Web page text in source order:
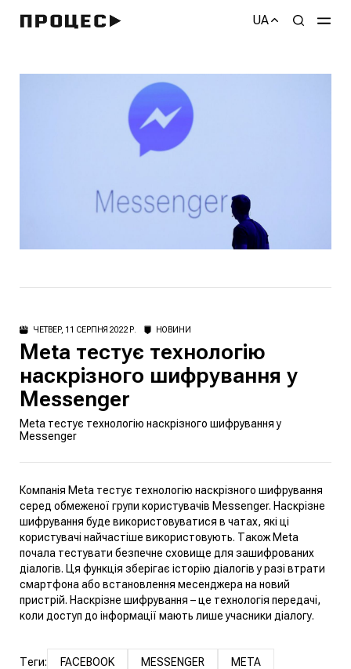
UA
ЧЕТВЕР, 11 СЕРПНЯ 2022 Р. НОВИНИ
Meta тестує технологію
наскрізного шифрування у
Messenger
Meta тестує технологію наскрізного шифрування у
Messenger
Компанія Meta тестує технологію наскрізного шифрування
серед обмеженої групи користувачів Messenger. Наскрізне
шифрування буде використовуватися в чатах, які ці
користувачі найчастіше використовують. Також Meta
почала тестувати безпечне сховище для зашифрованих
діалогів. Ця функція зберігає історію діалогів у разі втрати
смартфона або встановлення месенджера на новий
пристрій. Наскрізне шифрування – це технологія передачі,
коли доступ до інформації мають лише учасники діалогу.
Теги: FACEBOOK MESSENGER META